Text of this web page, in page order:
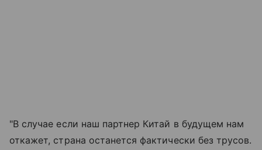
"В случае если наш партнер Китай в будущем нам
откажет, страна останется фактически без трусов.